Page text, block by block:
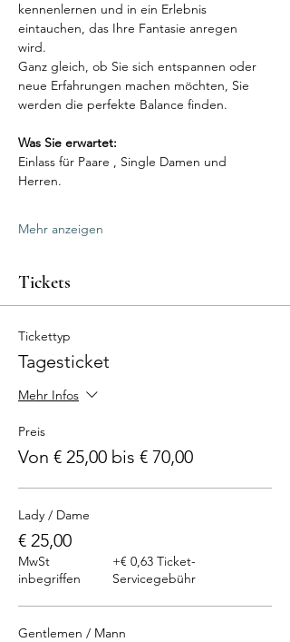
kennenlernen und in ein Erlebnis
eintauchen, das Ihre Fantasie anregen
wird.
Ganz gleich, ob Sie sich entspannen oder
neue Erfahrungen machen möchten, Sie
werden die perfekte Balance finden.
Was Sie erwartet:
Einlass für Paare , Single Damen und
Herren.
Mehr anzeigen
Tickets
Tickettyp
Tagesticket
Mehr Infos
Preis
Von € 25,00 bis € 70,00
Lady / Dame
€ 25,00
MwSt
inbegriffen
+€ 0,63 Ticket-
Servicegebühr
Gentlemen / Mann